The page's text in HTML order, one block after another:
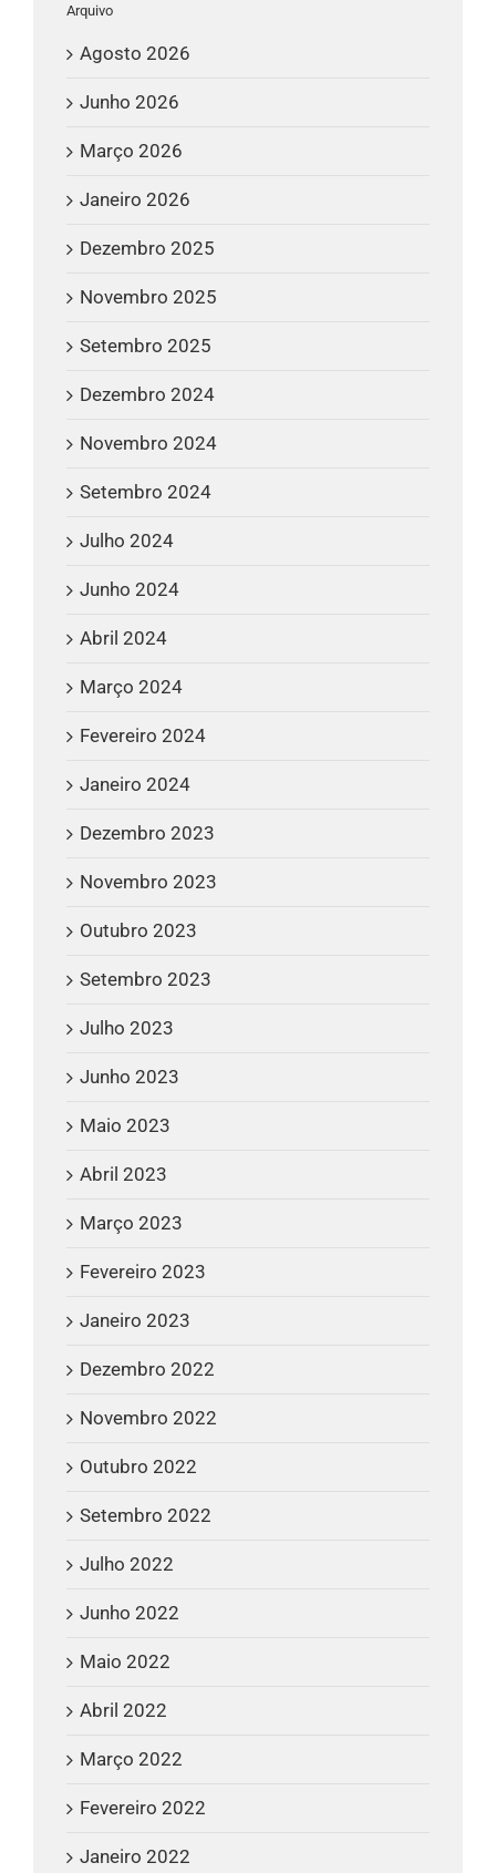
Arquivo
Agosto 2026
Junho 2026
Março 2026
Janeiro 2026
Dezembro 2025
Novembro 2025
Setembro 2025
Dezembro 2024
Novembro 2024
Setembro 2024
Julho 2024
Junho 2024
Abril 2024
Março 2024
Fevereiro 2024
Janeiro 2024
Dezembro 2023
Novembro 2023
Outubro 2023
Setembro 2023
Julho 2023
Junho 2023
Maio 2023
Abril 2023
Março 2023
Fevereiro 2023
Janeiro 2023
Dezembro 2022
Novembro 2022
Outubro 2022
Setembro 2022
Julho 2022
Junho 2022
Maio 2022
Abril 2022
Março 2022
Fevereiro 2022
Janeiro 2022